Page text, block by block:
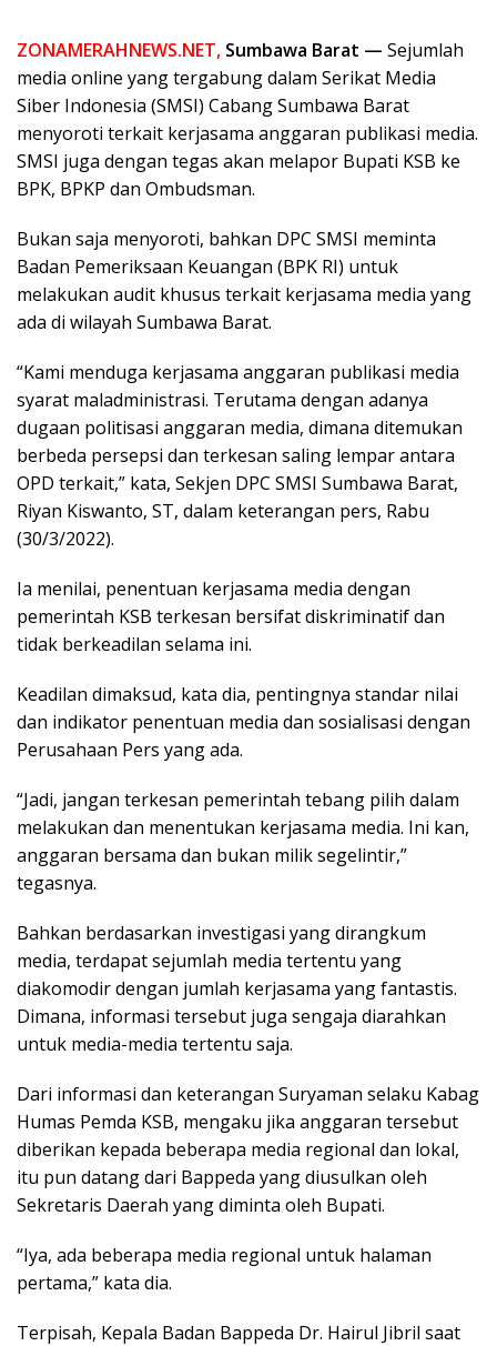
ZONAMERAHNEWS.NET, Sumbawa Barat — Sejumlah
media online yang tergabung dalam Serikat Media
Siber Indonesia (SMSI) Cabang Sumbawa Barat
menyoroti terkait kerjasama anggaran publikasi media.
SMSI juga dengan tegas akan melapor Bupati KSB ke
BPK, BPKP dan Ombudsman.
Bukan saja menyoroti, bahkan DPC SMSI meminta
Badan Pemeriksaan Keuangan (BPK RI) untuk
melakukan audit khusus terkait kerjasama media yang
ada di wilayah Sumbawa Barat.
“Kami menduga kerjasama anggaran publikasi media
syarat maladministrasi. Terutama dengan adanya
dugaan politisasi anggaran media, dimana ditemukan
berbeda persepsi dan terkesan saling lempar antara
OPD terkait,” kata, Sekjen DPC SMSI Sumbawa Barat,
Riyan Kiswanto, ST, dalam keterangan pers, Rabu
(30/3/2022).
Ia menilai, penentuan kerjasama media dengan
pemerintah KSB terkesan bersifat diskriminatif dan
tidak berkeadilan selama ini.
Keadilan dimaksud, kata dia, pentingnya standar nilai
dan indikator penentuan media dan sosialisasi dengan
Perusahaan Pers yang ada.
“Jadi, jangan terkesan pemerintah tebang pilih dalam
melakukan dan menentukan kerjasama media. Ini kan,
anggaran bersama dan bukan milik segelintir,”
tegasnya.
Bahkan berdasarkan investigasi yang dirangkum
media, terdapat sejumlah media tertentu yang
diakomodir dengan jumlah kerjasama yang fantastis.
Dimana, informasi tersebut juga sengaja diarahkan
untuk media-media tertentu saja.
Dari informasi dan keterangan Suryaman selaku Kabag
Humas Pemda KSB, mengaku jika anggaran tersebut
diberikan kepada beberapa media regional dan lokal,
itu pun datang dari Bappeda yang diusulkan oleh
Sekretaris Daerah yang diminta oleh Bupati.
“Iya, ada beberapa media regional untuk halaman
pertama,” kata dia.
Terpisah, Kepala Badan Bappeda Dr. Hairul Jibril saat